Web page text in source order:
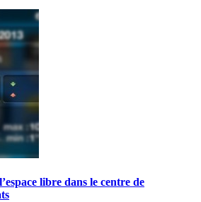
libre dans le centre de